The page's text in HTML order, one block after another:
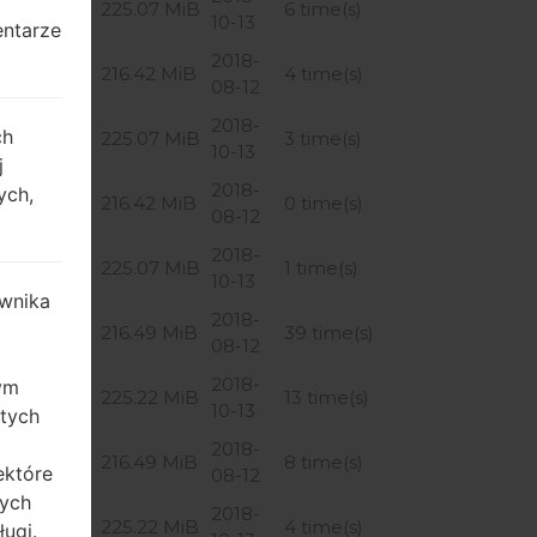
225.07 MiB
10-13
6 time(s)
216.42 MiB
2018-
08-12
4 time(s)
225.07 MiB
2018-
10-13
3 time(s)
216.42 MiB
2018-
08-12
0 time(s)
225.07 MiB
2018-
10-13
1 time(s)
216.49 MiB
2018-
08-12
39 time(s)
225.22 MiB
2018-
10-13
13 time(s)
216.49 MiB
2018-
08-12
8 time(s)
225.22 MiB
2018-
4 time(s)